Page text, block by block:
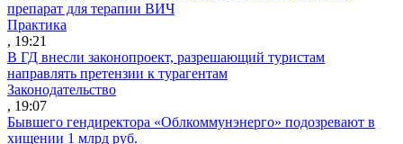
препарат для терапии ВИЧ
Практика
, 19:21
В ГД внесли законопроект, разрешающий туристам
направлять претензии к турагентам
Законодательство
, 19:07
Бывшего гендиректора «Облкоммунэнерго» подозревают в
хищении 1 млрд руб.